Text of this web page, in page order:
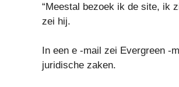
“Meestal bezoek ik de site, ik
zei hij.
In een e -mail zei Evergreen -
juridische zaken.